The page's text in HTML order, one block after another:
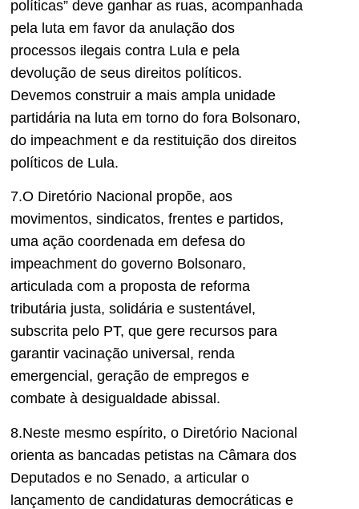
políticas” deve ganhar as ruas, acompanhada
pela luta em favor da anulação dos
processos ilegais contra Lula e pela
devolução de seus direitos políticos.
Devemos construir a mais ampla unidade
partidária na luta em torno do fora Bolsonaro,
do impeachment e da restituição dos direitos
políticos de Lula.
7.O Diretório Nacional propõe, aos
movimentos, sindicatos, frentes e partidos,
uma ação coordenada em defesa do
impeachment do governo Bolsonaro,
articulada com a proposta de reforma
tributária justa, solidária e sustentável,
subscrita pelo PT, que gere recursos para
garantir vacinação universal, renda
emergencial, geração de empregos e
combate à desigualdade abissal.
8.Neste mesmo espírito, o Diretório Nacional
orienta as bancadas petistas na Câmara dos
Deputados e no Senado, a articular o
lançamento de candidaturas democráticas e